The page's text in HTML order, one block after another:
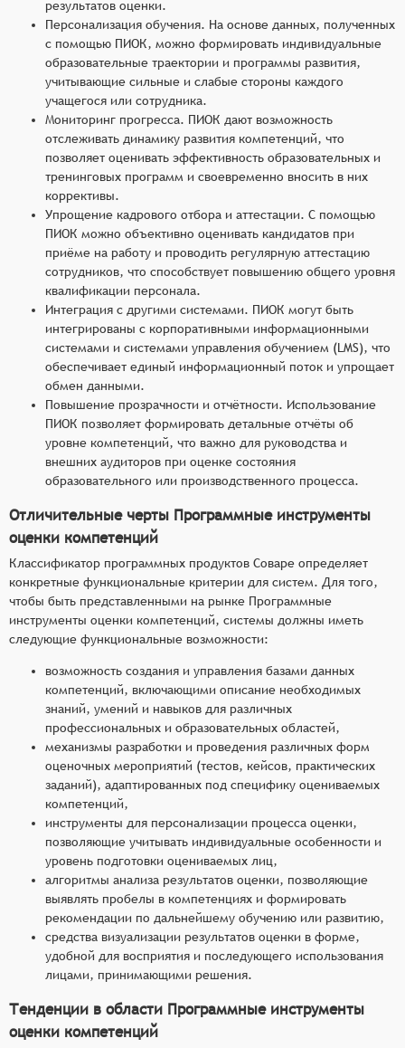
результатов оценки.
Персонализация обучения. На основе данных, полученных
с помощью ПИОК, можно формировать индивидуальные
образовательные траектории и программы развития,
учитывающие сильные и слабые стороны каждого
учащегося или сотрудника.
Мониторинг прогресса. ПИОК дают возможность
отслеживать динамику развития компетенций, что
позволяет оценивать эффективность образовательных и
тренинговых программ и своевременно вносить в них
коррективы.
Упрощение кадрового отбора и аттестации. С помощью
ПИОК можно объективно оценивать кандидатов при
приёме на работу и проводить регулярную аттестацию
сотрудников, что способствует повышению общего уровня
квалификации персонала.
Интеграция с другими системами. ПИОК могут быть
интегрированы с корпоративными информационными
системами и системами управления обучением (LMS), что
обеспечивает единый информационный поток и упрощает
обмен данными.
Повышение прозрачности и отчётности. Использование
ПИОК позволяет формировать детальные отчёты об
уровне компетенций, что важно для руководства и
внешних аудиторов при оценке состояния
образовательного или производственного процесса.
Отличительные черты Программные инструменты
оценки компетенций
Классификатор программных продуктов Соваре определяет
конкретные функциональные критерии для систем. Для того,
чтобы быть представленными на рынке Программные
инструменты оценки компетенций, системы должны иметь
следующие функциональные возможности:
возможность создания и управления базами данных
компетенций, включающими описание необходимых
знаний, умений и навыков для различных
профессиональных и образовательных областей,
механизмы разработки и проведения различных форм
оценочных мероприятий (тестов, кейсов, практических
заданий), адаптированных под специфику оцениваемых
компетенций,
инструменты для персонализации процесса оценки,
позволяющие учитывать индивидуальные особенности и
уровень подготовки оцениваемых лиц,
алгоритмы анализа результатов оценки, позволяющие
выявлять пробелы в компетенциях и формировать
рекомендации по дальнейшему обучению или развитию,
средства визуализации результатов оценки в форме,
удобной для восприятия и последующего использования
лицами, принимающими решения.
Тенденции в области Программные инструменты
оценки компетенций